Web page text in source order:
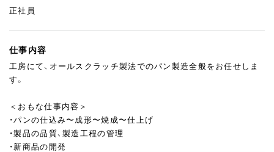
正社員
仕事内容
工房にて、オールスクラッチ製法でのパン製造全般をお任せしま
す。
＜おもな仕事内容＞
・パンの仕込み〜成形〜焼成〜仕上げ
・製品の品質、製造工程の管理
・新商品の開発